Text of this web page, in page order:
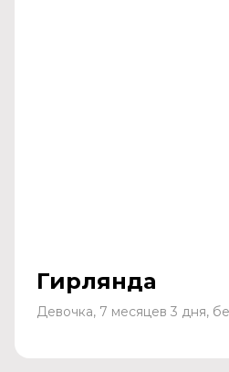
Гирлянда
Девочка, 7 месяцев 3 дня,